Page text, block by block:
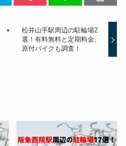
松井山手駅周辺の駐輪場2
選！有料無料と定期料金、
原付バイクも調査！